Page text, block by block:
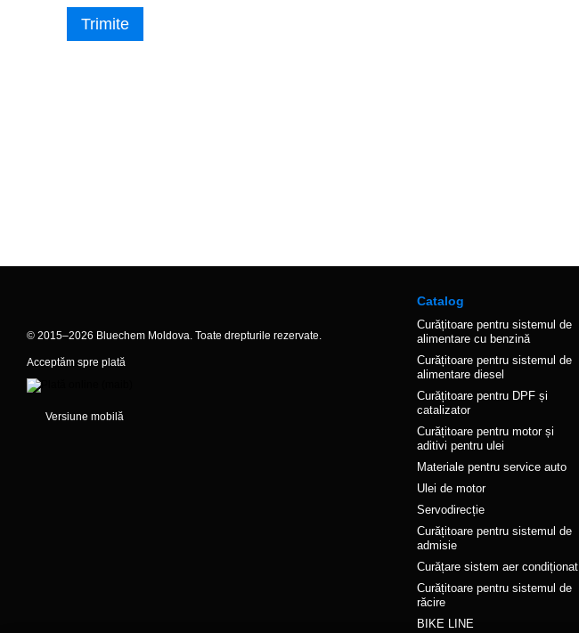
Trimite
© 2015–2026 Bluechem Moldova. Toate drepturile rezervate.
Acceptăm spre plată
Versiune mobilă
Catalog
Curățitoare pentru sistemul de
alimentare cu benzină
Curățitoare pentru sistemul de
alimentare diesel
Curățitoare pentru DPF și
catalizator
Curățitoare pentru motor și
aditivi pentru ulei
Materiale pentru service auto
Ulei de motor
Servodirecție
Curățitoare pentru sistemul de
admisie
Curățare sistem aer condiționat
Curățitoare pentru sistemul de
răcire
BIKE LINE